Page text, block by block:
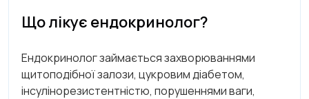
Що лікує ендокринолог?
Ендокринолог займається захворюваннями
щитоподібної залози, цукровим діабетом,
інсулінорезистентністю, порушеннями ваги,